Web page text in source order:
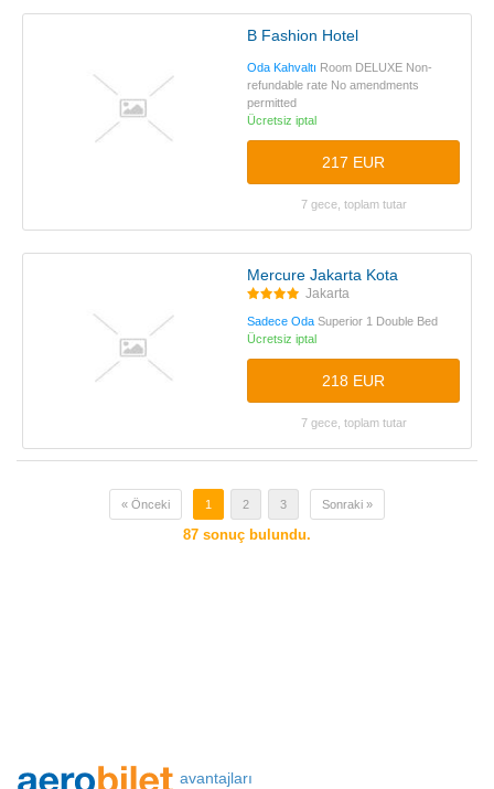
B Fashion Hotel
Oda Kahvaltı Room DELUXE Non-
refundable rate No amendments
permitted
Ücretsiz iptal
217 EUR
7 gece, toplam tutar
Mercure Jakarta Kota
Jakarta
Sadece Oda Superior 1 Double Bed
Ücretsiz iptal
218 EUR
7 gece, toplam tutar
« Önceki 1 2 3 Sonraki »
87 sonuç bulundu.
avantajları